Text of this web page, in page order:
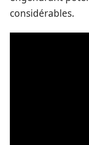
considérables.